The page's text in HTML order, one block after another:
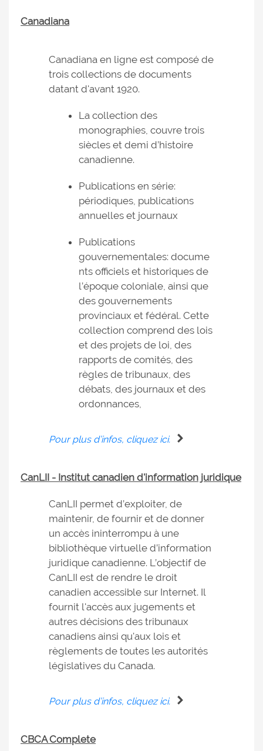
Canadiana
Canadiana en ligne est composé de
trois collections de documents
datant d'avant 1920.
La collection des
monographies, couvre trois
siècles et demi d’histoire
canadienne.
Publications en série:
périodiques, publications
annuelles et journaux
Publications
gouvernementales: docume
nts officiels et historiques de
l’époque coloniale, ainsi que
des gouvernements
provinciaux et fédéral. Cette
collection comprend des lois
et des projets de loi, des
rapports de comités, des
règles de tribunaux, des
débats, des journaux et des
ordonnances,
Pour plus d’infos, cliquez ici.
CanLII - Institut canadien d'information juridique
CanLII permet d’exploiter, de
maintenir, de fournir et de donner
un accès ininterrompu à une
bibliothèque virtuelle d’information
juridique canadienne. L’objectif de
CanLII est de rendre le droit
canadien accessible sur Internet. Il
fournit l'accès aux jugements et
autres décisions des tribunaux
canadiens ainsi qu'aux lois et
règlements de toutes les autorités
législatives du Canada.
Pour plus d’infos, cliquez ici.
CBCA Complete